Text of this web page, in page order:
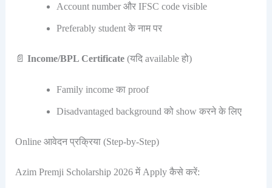
Account number और IFSC code visible
Preferably student के नाम पर
📄 Income/BPL Certificate(यदि available हो)
Family income का proof
Disadvantaged background को show करने के लिए
Online आवेदन प्रक्रिया (Step-by-Step)
Azim Premji Scholarship 2026 में Apply कैसे करें: